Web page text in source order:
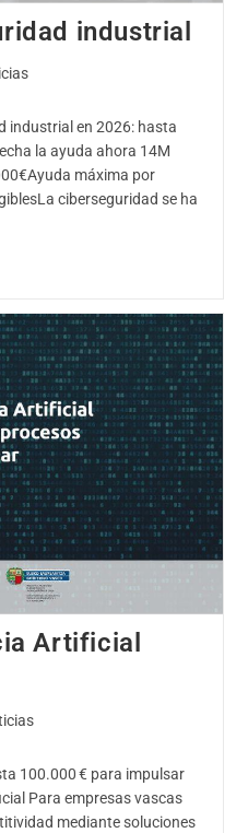
industrial
industrial en 2026: hasta
la ayuda ahora 14M
máxima por
ciberseguridad se ha
Artificial
100.000 € para impulsar
Para empresas vascas
mediante soluciones